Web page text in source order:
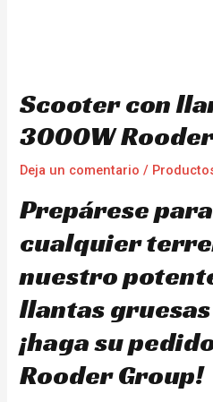
Scooter con
3000W
Deja un comentario /
Prepárese
cualquier
nuestro
llantas
¡haga su
Rooder Group!